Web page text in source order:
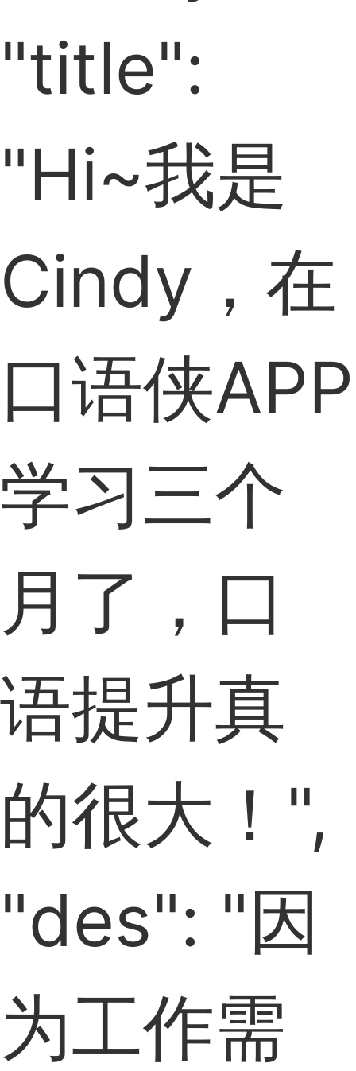
"title":
"Hi~我是
Cindy，在
口语侠APP
学习三个
月了，口
语提升真
的很大！",
"des": "因
为工作需